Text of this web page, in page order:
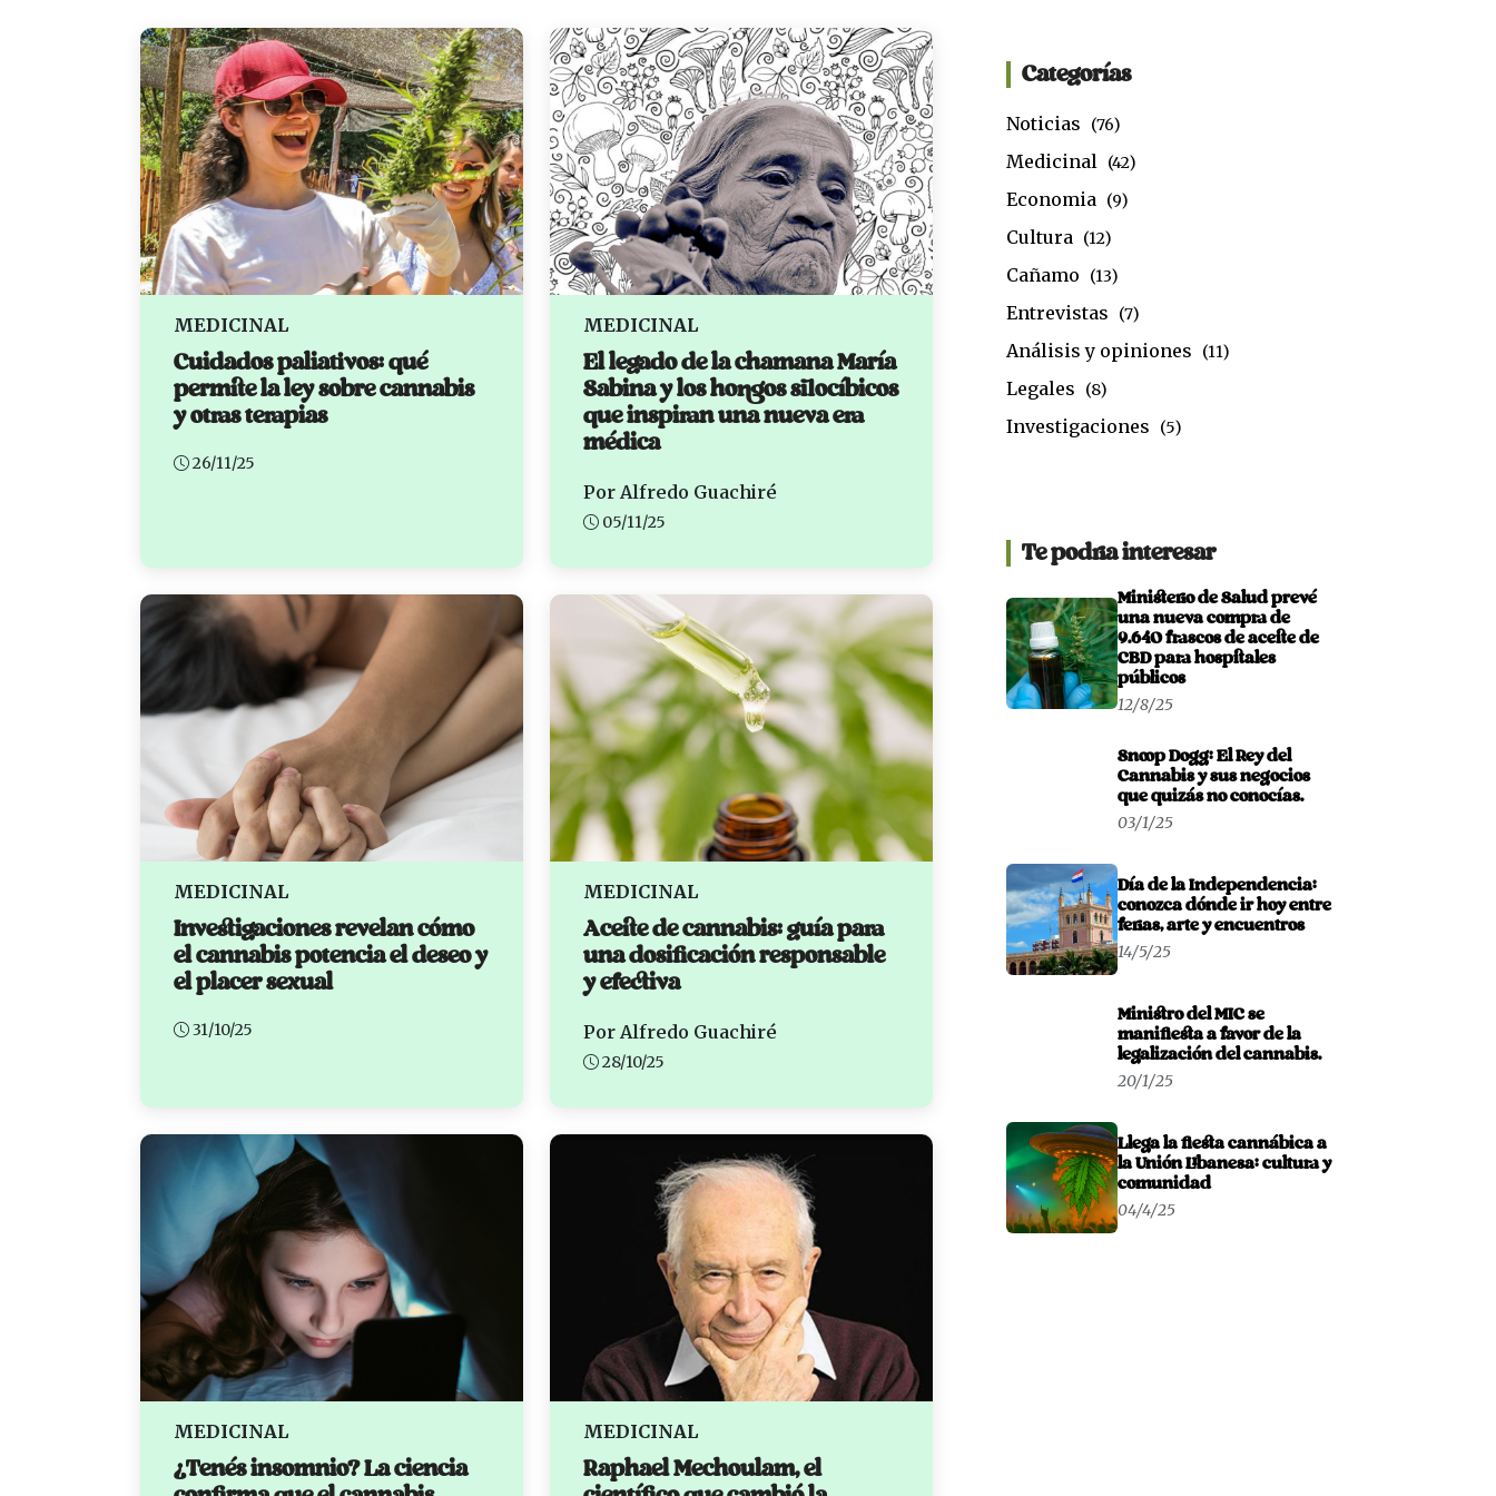
MEDICINAL
Cuidados paliativos: qué
permite la ley sobre cannabis
y otras terapias
26/11/25
MEDICINAL
El legado de la chamana María
Sabina y los hongos silocíbicos
que inspiran una nueva era
médica
Por Alfredo Guachiré
05/11/25
MEDICINAL
Investigaciones revelan cómo
el cannabis potencia el deseo y
el placer sexual
31/10/25
MEDICINAL
Aceite de cannabis: guía para
una dosificación responsable
y efectiva
Por Alfredo Guachiré
28/10/25
MEDICINAL
¿Tenés insomnio? La ciencia
MEDICINAL
Raphael Mechoulam, el
Categorías
Noticias (76)
Medicinal (42)
Economia (9)
Cultura (12)
Cañamo (13)
Entrevistas (7)
Análisis y opiniones (11)
Legales (8)
Investigaciones (5)
Te podria interesar
Ministerio de Salud prevé
una nueva compra de
9.640 frascos de aceite de
CBD para hospitales
públicos
12/8/25
Snoop Dogg: El Rey del
Cannabis y sus negocios
que quizás no conocías.
03/1/25
Día de la Independencia:
conozca dónde ir hoy entre
ferias, arte y encuentros
14/5/25
Ministro del MIC se
manifiesta a favor de la
legalización del cannabis.
20/1/25
Llega la fiesta cannábica a
la Unión Libanesa: cultura y
comunidad
04/4/25